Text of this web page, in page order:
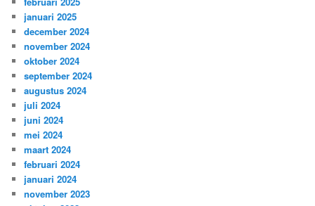
januari 2025
december 2024
november 2024
oktober 2024
september 2024
augustus 2024
juli 2024
juni 2024
mei 2024
maart 2024
februari 2024
januari 2024
november 2023